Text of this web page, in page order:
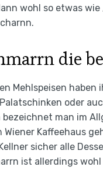
wohl so etwas
die
Mehlspeisen
oder
bezeichnet man im
Wiener Kaffeehaus
sicher alle
ist allerdings